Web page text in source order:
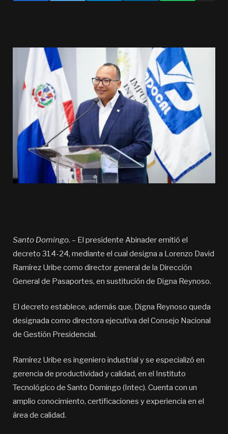
Santo Domingo. – El presidente Abinader emitió el
decreto 314-24, mediante el cual designa a Lorenzo David
Ramírez Uribe como director general de la Dirección
General de Pasaportes, en sustitución de Digna Reynoso.
El decreto establece, además que, Digna Reynoso queda
designada como directora ejecutiva del Consejo Nacional
de Gestión Presidencial.
Ramírez Uribe es ingeniero industrial y se especializó en
gerencia de productividad y calidad, en el Instituto
Tecnológico de Santo Domingo (Intec). Cuenta con un
amplio conocimiento, certificaciones y experiencia en el
área de calidad.